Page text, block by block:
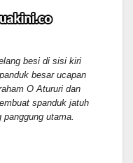
besi di sisi kiri
besar ucapan
O Atururi dan
spanduk jatuh
utama.